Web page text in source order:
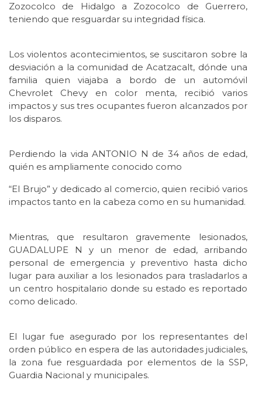
Zozocolco de Hidalgo a Zozocolco de Guerrero,
teniendo que resguardar su integridad física.
Los violentos acontecimientos, se suscitaron sobre la
desviación a la comunidad de Acatzacalt, dónde una
familia quien viajaba a bordo de un automóvil
Chevrolet Chevy en color menta, recibió varios
impactos y sus tres ocupantes fueron alcanzados por
los disparos.
Perdiendo la vida ANTONIO N de 34 años de edad,
quién es ampliamente conocido como
“El Brujo” y dedicado al comercio, quien recibió varios
impactos tanto en la cabeza como en su humanidad.
Mientras, que resultaron gravemente lesionados,
GUADALUPE N y un menor de edad, arribando
personal de emergencia y preventivo hasta dicho
lugar para auxiliar a los lesionados para trasladarlos a
un centro hospitalario donde su estado es reportado
como delicado.
El lugar fue asegurado por los representantes del
orden público en espera de las autoridades judiciales,
la zona fue resguardada por elementos de la SSP,
Guardia Nacional y municipales.